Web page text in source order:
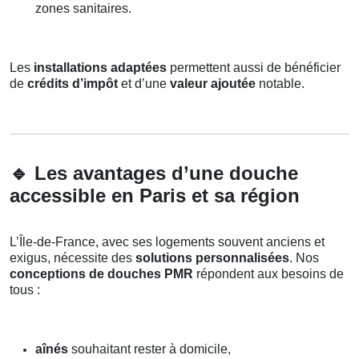
zones sanitaires.
Les installations adaptées permettent aussi de bénéficier
de crédits d’impôt et d’une valeur ajoutée notable.
🔹 Les avantages d’une douche
accessible en Paris et sa région
L’Île-de-France, avec ses logements souvent anciens et
exigus, nécessite des solutions personnalisées. Nos
conceptions de douches PMR répondent aux besoins de
tous :
aînés souhaitant rester à domicile,